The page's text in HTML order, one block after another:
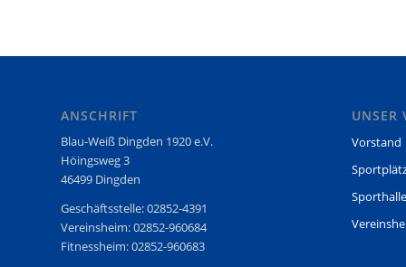
ANSCHRIFT
Blau-Weiß Dingden 1920 e.V.
Höingsweg 3
46499 Dingden
Geschäftsstelle: 02852-4391
Vereinsheim: 02852-960684
Fitnessheim: 02852-960683
UNSER
Vorstand